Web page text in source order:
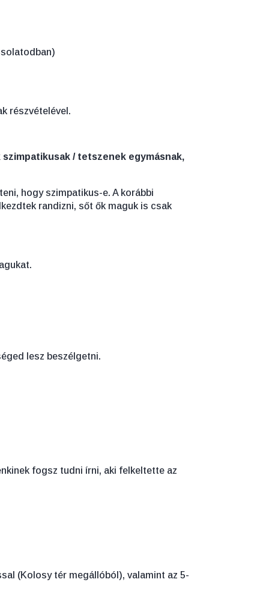
részvételével.
szimpatikusak / tetszenek egymásnak,
hogy szimpatikus-e. A korábbi
randizni, sőt ők maguk is csak
lesz beszélgetni.
fogsz tudni írni, aki felkeltette az
(Kolosy tér megállóból), valamint az 5-